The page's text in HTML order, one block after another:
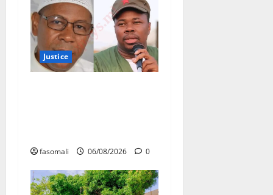
Justice
fasomali 06/08/2026 0